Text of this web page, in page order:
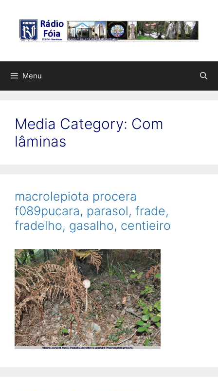
conteúdo
Menu
Media Category: Com
lâminas
macrolepiota procera
f089pucara, parasol, frade,
fradelho, gasalho, centieiro